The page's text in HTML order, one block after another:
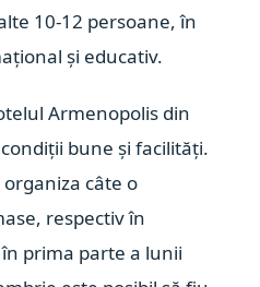
10-12 persoane, în
și educativ.
Armenopolis din
bune și facilități.
câte o
respectiv în
prima parte a lunii